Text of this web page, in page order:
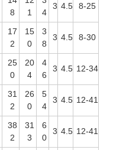
8
1
4
3 4.5 8-25
17
2
15
0
3
8
3 4.5 8-30
25
0
20
4
4
6
3 4.5 12-34
31
2
26
0
5
4
3 4.5 12-41
38
2
31
3
6
0
3 4.5 12-41